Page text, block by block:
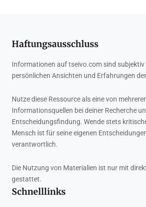
Haftungsausschluss
Informationen auf tseivo.com sind subjektiv
persönlichen Ansichten und Erfahrungen
Nutze diese Ressource als eine von
Informationsquellen bei deiner Recherche
Entscheidungsfindung. Wende stets
Mensch ist für seine eigenen
verantwortlich.
Die Nutzung von Materialien ist nur mit
gestattet.
Schnelllinks